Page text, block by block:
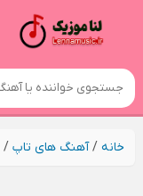
خانه/آهنگ های تاپ/